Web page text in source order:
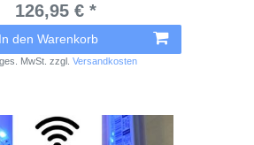
126,95 € *
In den Warenkorb
MwSt. zzgl.Versandkosten